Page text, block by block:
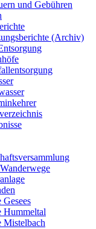
und Gebühren
(Archiv)
Gesees
Hummeltal
Mistelbach